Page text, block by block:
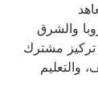
والشرق
مشترك
والتعليم